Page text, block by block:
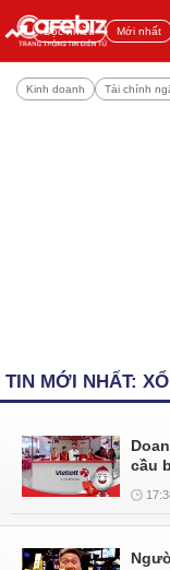
Đọc nhiều Mới nhất
Kinh doanh Tài chính
TIN MỚI NHẤT:
cầu